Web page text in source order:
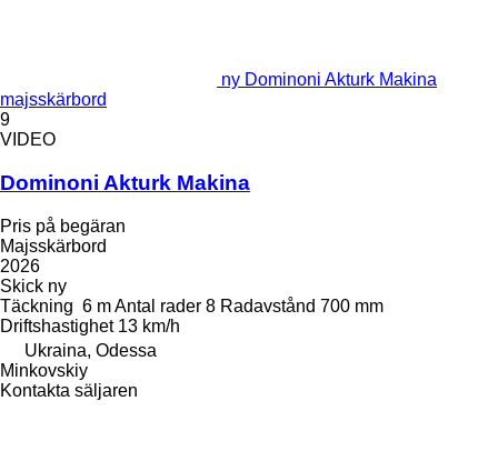
ny Dominoni Akturk Makina
majsskärbord
9
VIDEO
Dominoni Akturk Makina
Pris på begäran
Majsskärbord
2026
Skick ny
Täckning 6 mAntal rader 8 Radavstånd 700 mm
Driftshastighet 13 km/h
Ukraina, Odessa
Minkovskiy
Kontakta säljaren